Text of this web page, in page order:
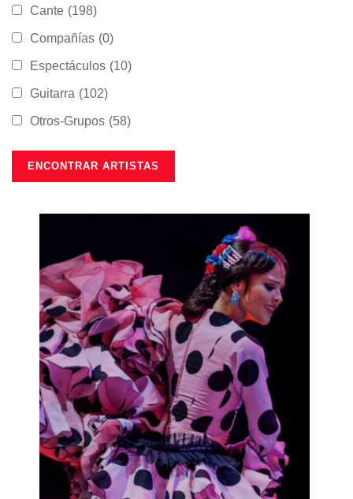
Cante (198)
Compañías (0)
Espectáculos (10)
Guitarra (102)
Otros-Grupos (58)